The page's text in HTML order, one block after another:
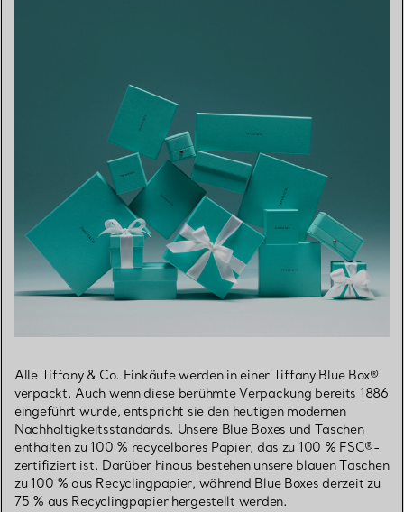
Alle Tiffany & Co. Einkäufe werden in einer Tiffany Blue Box®
verpackt. Auch wenn diese berühmte Verpackung bereits 1886
eingeführt wurde, entspricht sie den heutigen modernen
Nachhaltigkeitsstandards. Unsere Blue Boxes und Taschen
enthalten zu 100 % recycelbares Papier, das zu 100 % FSC®-
zertifiziert ist. Darüber hinaus bestehen unsere blauen Taschen
zu 100 % aus Recyclingpapier, während Blue Boxes derzeit zu
75 % aus Recyclingpapier hergestellt werden.